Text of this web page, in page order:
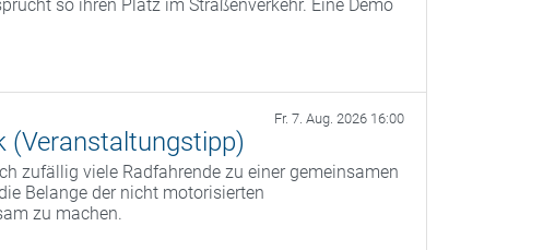
so ihren Platz im Straßenverkehr. Eine Demo
Fr. 7. Aug. 2026 16:00
(Veranstaltungstipp)
zufällig viele Radfahrende zu einer gemeinsamen
Belange der nicht motorisierten
zu machen.